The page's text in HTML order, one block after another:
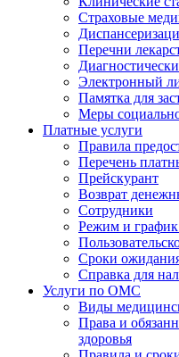
Страховые
Перечни
Электронный
Памятка для
Меры
Платные услуги
Правила
Перечень
Прейскурант
Возврат
Сотрудники
Режим и
Сроки
Справка для
Услуги по ОМС
Виды
Права и
здоровья